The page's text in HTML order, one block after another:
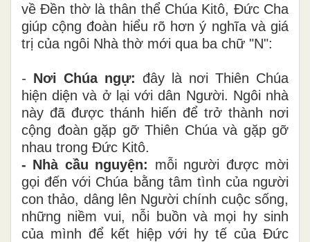
về Đền thờ là thân thể Chúa Kitô, Đức Cha
giúp cộng đoàn hiểu rõ hơn ý nghĩa và giá
trị của ngôi Nhà thờ mới qua ba chữ "N":
- Nơi Chúa ngự: đây là nơi Thiên Chúa
hiện diện và ở lại với dân Người. Ngôi nhà
này đã được thánh hiến để trở thành nơi
cộng đoàn gặp gỡ Thiên Chúa và gặp gỡ
nhau trong Đức Kitô.
- Nhà cầu nguyện: mỗi người được mời
gọi đến với Chúa bằng tâm tình của người
con thảo, dâng lên Người chính cuộc sống,
những niềm vui, nỗi buồn và mọi hy sinh
của mình để kết hiệp với hy tế của Đức